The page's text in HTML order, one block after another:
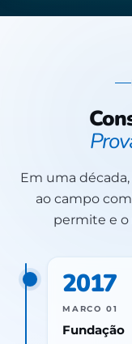
Em uma
ao campo
permite e o
2017
MARCO 01
Fundação